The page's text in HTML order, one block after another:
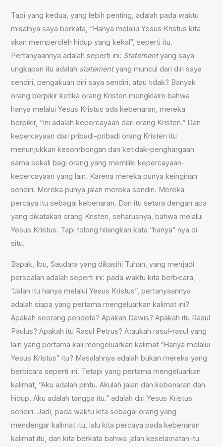
Tapi yang kedua, yang lebih penting, adalah pada waktu
misalnya saya berkata, “Hanya melalui Yesus Kristus kita
akan memperoleh hidup yang kekal”, seperti itu.
Pertanyaannya adalah seperti ini: Statementyang saya
ungkapan itu adalah statementyang muncul dari diri saya
sendiri, pengakuan diri saya sendiri, atau tidak? Banyak
orang berpikir ketika orang Kristen mengklaim bahwa
hanya melalui Yesus Kristus ada kebenaran, mereka
berpikir, “Ini adalah kepercayaan dari orang Kristen.” Dan
kepercayaan dari pribadi-pribadi orang Kristen itu
menunjukkan kesombongan dan ketidak-penghargaan
sama sekali bagi orang yang memiliki kepercayaan-
kepercayaan yang lain. Karena mereka punya keinginan
sendiri. Mereka punya jalan mereka sendiri. Mereka
percaya itu sebagai kebenaran. Dan itu setara dengan apa
yang dikatakan orang Kristen, seharusnya, bahwa melalui
Yesus Kristus. Tapi tolong hilangkan kata “hanya” nya di
situ.
Bapak, Ibu, Saudara yang dikasihi Tuhan, yang menjadi
persoalan adalah seperti ini: pada waktu kita berbicara,
“Jalan itu hanya melalui Yesus Kristus”, pertanyaannya
adalah siapa yang pertama mengeluarkan kalimat ini?
Apakah seorang pendeta? Apakah Dawis? Apakah itu Rasul
Paulus? Apakah itu Rasul Petrus? Ataukah rasul-rasul yang
lain yang pertama kali mengeluarkan kalimat “Hanya melalui
Yesus Kristus” itu? Masalahnya adalah bukan mereka yang
berbicara seperti ini. Tetapi yang pertama mengeluarkan
kalimat, “Aku adalah pintu. Akulah jalan dan kebenaran dan
hidup. Aku adalah tangga itu.” adalah diri Yesus Kristus
sendiri. Jadi, pada waktu kita sebagai orang yang
mendengar kalimat itu, lalu kita percaya pada kebenaran
kalimat itu, dan kita berkata bahwa jalan keselamatan itu